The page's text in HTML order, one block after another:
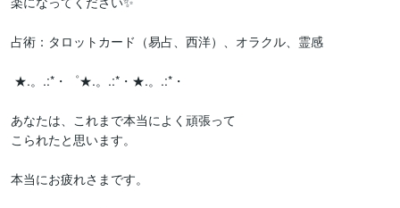
占術：タロットカード（易占、西洋）、オラクル、霊感
あなたは、これまで本当によく頑張って
こられたと思います。
本当にお疲れさまです。